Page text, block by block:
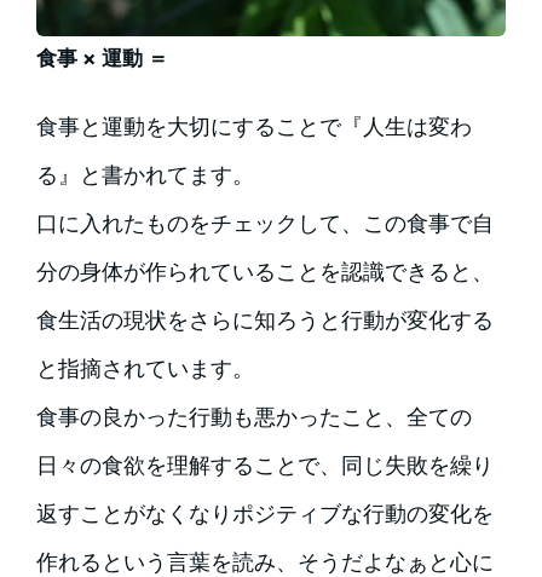
食事 × 運動 ＝
食事と運動を大切にすることで『人生は変わ
る』と書かれてます。
口に入れたものをチェックして、この食事で自
分の身体が作られていることを認識できると、
食生活の現状をさらに知ろうと行動が変化する
と指摘されています。
食事の良かった行動も悪かったこと、全ての
日々の食欲を理解することで、同じ失敗を繰り
返すことがなくなりポジティブな行動の変化を
作れるという言葉を読み、そうだよなぁと心に